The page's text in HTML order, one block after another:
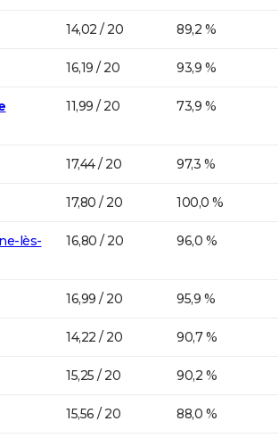
14,02 / 20 89,2 %
16,19 / 20 93,9 %
11,99 / 20 73,9 %
17,44 / 20 97,3 %
17,80 / 20 100,0 %
lès-
16,80 / 20 96,0 %
16,99 / 20 95,9 %
14,22 / 20 90,7 %
15,25 / 20 90,2 %
15,56 / 20 88,0 %